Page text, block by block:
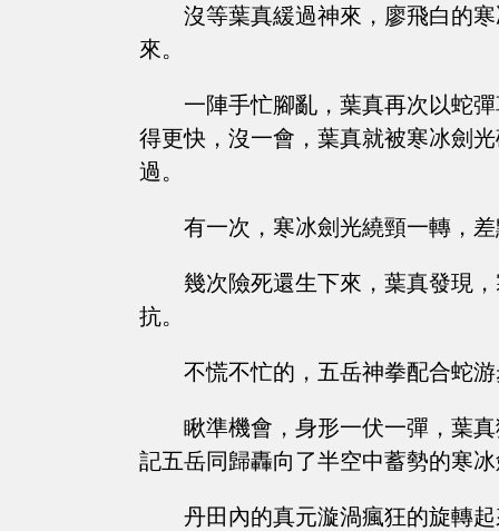
沒等葉真緩過神來，廖飛白的
來。
一陣手忙腳亂，葉真再次以蛇
得更快，沒一會，葉真就被寒冰劍
過。
有一次，寒冰劍光繞頸一轉，
幾次險死還生下來，葉真發現
抗。
不慌不忙的，五岳神拳配合蛇
瞅準機會，身形一伏一彈，葉
記五岳同歸轟向了半空中蓄勢的寒
丹田內的真元漩渦瘋狂的旋轉